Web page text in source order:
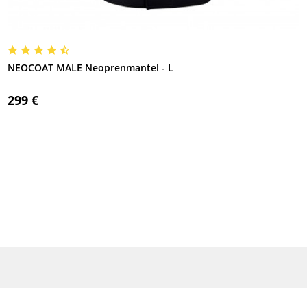
NEOCOAT MALE Neoprenmantel - L
299 €